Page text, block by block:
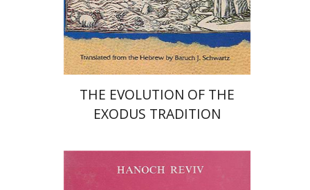
THE EVOLUTION OF THE
EXODUS TRADITION